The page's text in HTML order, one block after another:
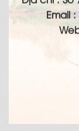
Email :